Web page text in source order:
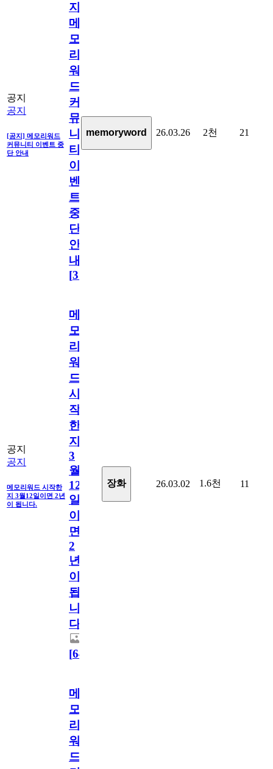
공지
공지
[공지] 메모리워드
커뮤니티 이벤트 중
단 안내
지]
메
모
리
워
드
커
뮤
니
티
이
벤
트
중
단
안
내
[31
memoryword 26.03.26 2천 21
공지
공지
메모리워드 시작한
지 3월12일이면 2년
이 됩니다.
메
모
리
워
드
시
작
한
지
3
월
12
일
이
면
2
년
이
됩
니
다.
[64
장화 26.03.02 1.6천 11
메
모
리
워
드